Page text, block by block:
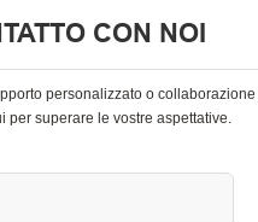
CON NOI
personalizzato o collaborazione
superare le vostre aspettative.